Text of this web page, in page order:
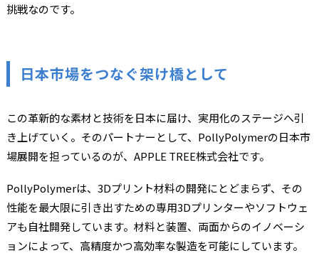
挑戦なのです。
日本市場をつなぐ架け橋として
この革新的な素材と技術を日本に届け、実用化のステージへ引
き上げていく。そのパートナーとして、PollyPolymerの日本市
場展開を担っているのが、APPLE TREE株式会社です。
PollyPolymerは、3Dプリント材料の開発にとどまらず、その
性能を最大限に引き出すための専用3Dプリンターやソフトウェ
アも自社開発しています。材料と装置、両面からのイノベーシ
ョンによって、高精度かつ高効率な製造を可能にしています。